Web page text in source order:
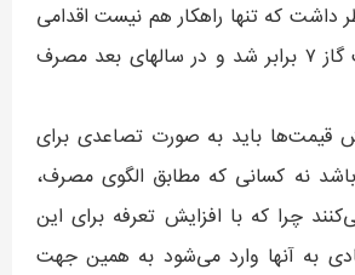
داشت که تنها راهکار هم نیست اقدامی
که در سال ۸۹ قیمت گاز ۷ برابر شد و در سالهای بعد مصرف
قیمت‌ها باید به صورت تصاعدی برای
نه کسانی که مطابق الگوی مصرف،
چرا که با افزایش تعرفه برای این
به آنها وارد می‌شود به همین جهت